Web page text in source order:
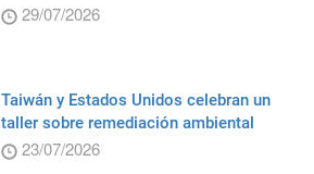
29/07/2026
Taiwán y Estados Unidos celebran un
taller sobre remediación ambiental
23/07/2026